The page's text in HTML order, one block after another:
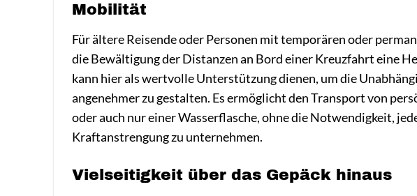
Mobilität
Für ältere Reisende oder Personen mit temporären oder
die Bewältigung der Distanzen an Bord einer Kreuzfahrt eine
kann hier als wertvolle Unterstützung dienen, um die
angenehmer zu gestalten. Es ermöglicht den Transport von
oder auch nur einer Wasserflasche, ohne die Notwendigkeit,
Kraftanstrengung zu unternehmen.
Vielseitigkeit über das Gepäck hinaus